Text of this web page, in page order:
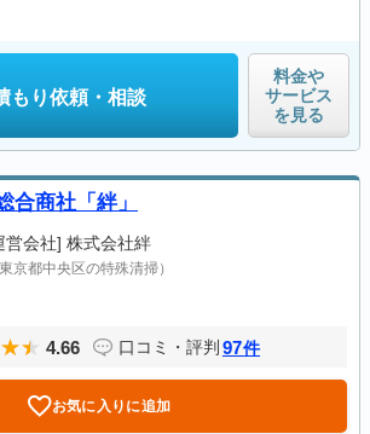
もり依頼・相談
料金や
サービス
を見る
合商社「絆」
営会社] 株式会社絆
東京都中央区の特殊清掃）
4.66 口コミ・評判 97件
お気に入りに追加